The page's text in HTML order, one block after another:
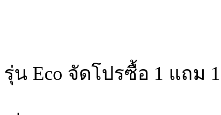
รุ่น Eco จัดโปรซื้อ 1 แถม 1